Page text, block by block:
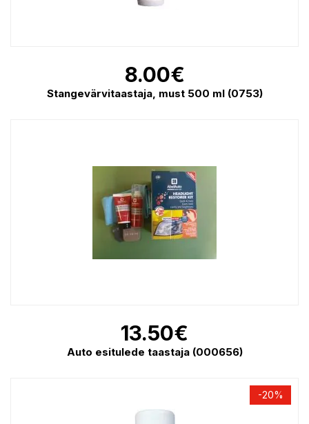
8.00€
Stangevärvitaastaja, must 500 ml (0753)
13.50€
Auto esitulede taastaja (000656)
-20%